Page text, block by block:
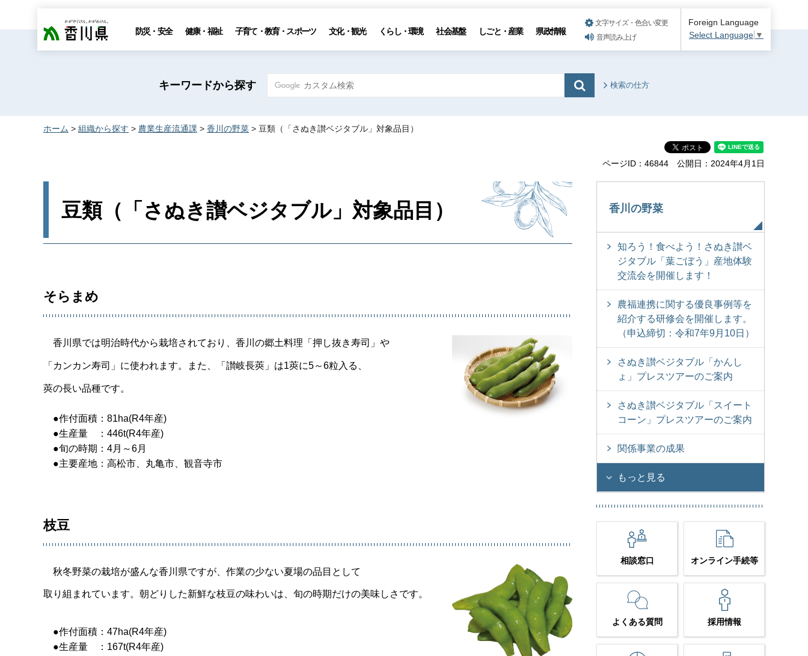
香川県 防災・安全 健康・福祉 子育て・教育・スポーツ 文化・観光 くらし・環境 社会基盤 しごと・産業 県政情報
文字サイズ・色合い変更
音声読み上げ
Foreign Language
Select Language ▼
キーワードから探す 検索の仕方
ホーム > 組織から探す > 農業生産流通課 > 香川の野菜 > 豆類（「さぬき讃ベジタブル」対象品目）
ページID：46844 公開日：2024年4月1日
豆類（「さぬき讃ベジタブル」対象品目）
そらまめ
香川県では明治時代から栽培されており、香川の郷土料理「押し抜き寿司」や
「カンカン寿司」に使われます。また、「讃岐長莢」は1莢に5～6粒入る、
莢の長い品種です。
●作付面積：81ha(R4年産)
●生産量 ：446t(R4年産)
●旬の時期：4月～6月
●主要産地：高松市、丸亀市、観音寺市
枝豆
秋冬野菜の栽培が盛んな香川県ですが、作業の少ない夏場の品目として
取り組まれています。朝どりした新鮮な枝豆の味わいは、旬の時期だけの美味しさです。
●作付面積：47ha(R4年産)
●生産量 ：167t(R4年産)
香川の野菜
知ろう！食べよう！さぬき讃ベ
ジタブル「葉ごぼう」産地体験
交流会を開催します！
農福連携に関する優良事例等を
紹介する研修会を開催します。
（申込締切：令和7年9月10日）
さぬき讃ベジタブル「かんし
ょ」プレスツアーのご案内
さぬき讃ベジタブル「スイート
コーン」プレスツアーのご案内
関係事業の成果
もっと見る
相談窓口 オンライン手続等
よくある質問 採用情報